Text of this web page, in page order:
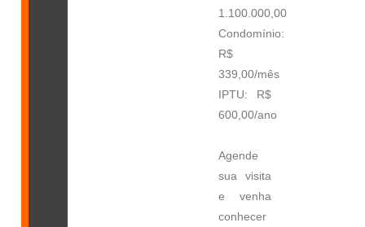
1.100.000,00
Condomínio:
R$
339,00/mês
IPTU: R$
600,00/ano
Agende
sua visita
e venha
conhecer